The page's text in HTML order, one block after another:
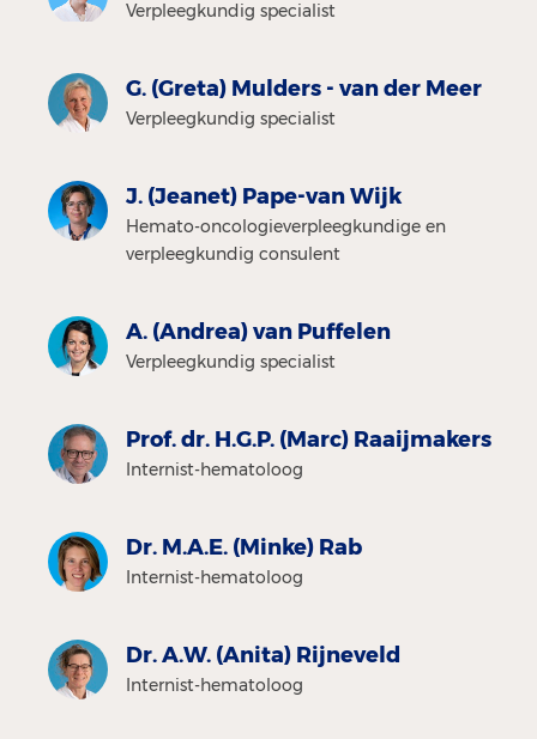
Verpleegkundig specialist
G. (Greta) Mulders - van der Meer
Verpleegkundig specialist
J. (Jeanet) Pape-van Wijk
Hemato-oncologieverpleegkundige en
verpleegkundig consulent
A. (Andrea) van Puffelen
Verpleegkundig specialist
Prof. dr. H.G.P. (Marc) Raaijmakers
Internist-hematoloog
Dr. M.A.E. (Minke) Rab
Internist-hematoloog
Dr. A.W. (Anita) Rijneveld
Internist-hematoloog